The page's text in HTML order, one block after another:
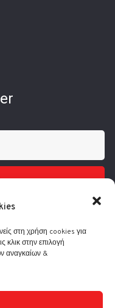
στη χρήση cookies για
κλικ στην επιλογή
αναγκαίων &